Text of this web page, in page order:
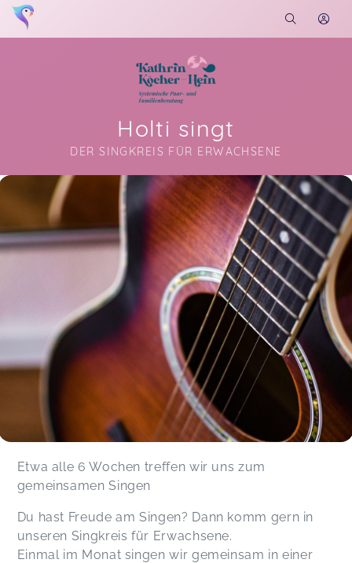
Holti singt
DER SINGKREIS FÜR ERWACHSENE
Soon you will learn more about me here...
Etwa alle 6 Wochen treffen wir uns zum
gemeinsamen Singen
Du hast Freude am Singen? Dann komm gern in
unseren Singkreis für Erwachsene.
Einmal im Monat singen wir gemeinsam in einer